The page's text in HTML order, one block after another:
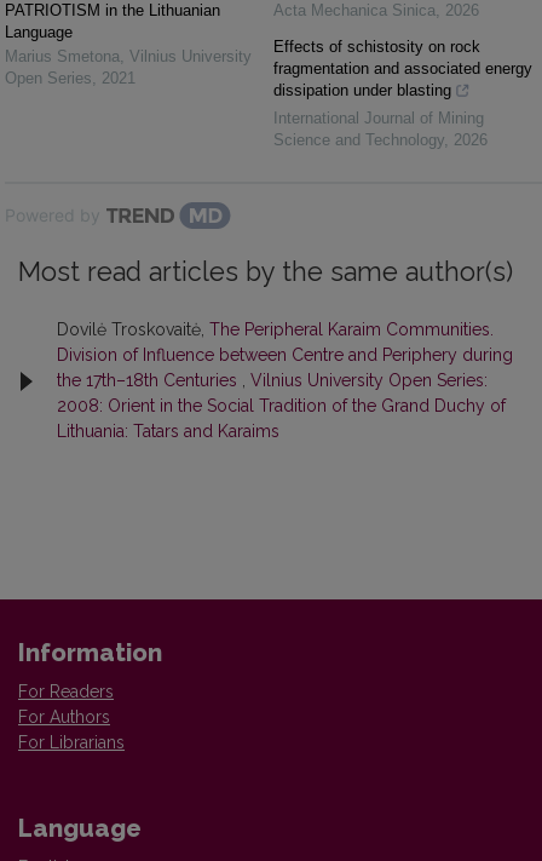
PATRIOTISM in the Lithuanian
Language
Marius Smetona, Vilnius University
Open Series, 2021
Acta Mechanica Sinica, 2026
Effects of schistosity on rock
fragmentation and associated energy
dissipation under blasting
International Journal of Mining
Science and Technology, 2026
Powered by
Most read articles by the same author(s)
Dovilė Troskovaitė, The Peripheral Karaim Communities.
Division of Influence between Centre and Periphery during
the 17th–18th Centuries
Vilnius University Open Series:
2008: Orient in the Social Tradition of the Grand Duchy of
Lithuania: Tatars and Karaims
Information
For Readers
For Authors
For Librarians
Language